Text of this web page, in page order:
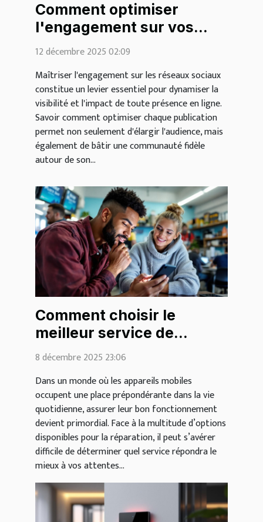
Comment optimiser
l'engagement sur vos
publications de réseaux
12 décembre 2025 02:09
Maîtriser l'engagement sur les réseaux sociaux
constitue un levier essentiel pour dynamiser la
visibilité et l'impact de toute présence en ligne.
Savoir comment optimiser chaque publication
permet non seulement d'élargir l'audience, mais
également de bâtir une communauté fidèle
autour de son...
Comment choisir le
meilleur service de
réparation pour vos
8 décembre 2025 23:06
Dans un monde où les appareils mobiles
occupent une place prépondérante dans la vie
quotidienne, assurer leur bon fonctionnement
devient primordial. Face à la multitude d’options
disponibles pour la réparation, il peut s’avérer
difficile de déterminer quel service répondra le
mieux à vos attentes...